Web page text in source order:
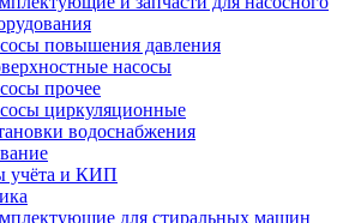
повышения давления
насосы
прочее
циркуляционные
водоснабжения
учёта и КИП
для стиральных машин